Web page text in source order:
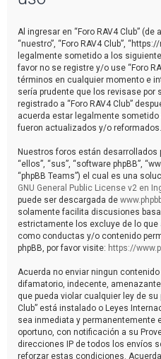
Al ingresar en “Foro RAV4 Club” (de
“nuestro”, “Foro RAV4 Club”,
legalmente sometido a los
favor no se registre y/o use “Foro
términos en cualquier momento e
sería prudente que los revisase por
registrado a “Foro RAV4 Club”
acuerda estar legalmente
fueron actualizados y/o reformados.
Nuestros foros están desarrollados
“ellos”, “sus”, “software phpBB”,
“phpBB Teams”) el cual es una
GNU General Public License v2 en
puede ser descargada de
solamente facilita discusiones
estrictamente los excluye de lo
como conductas y/o contenido
phpBB, por favor visite: https://
Acuerda no enviar ningun
difamatorio, indecente,
que pueda violar cualquier ley de su
Club” está instalado o Leyes
sea inmediata y permanentemente
oportuno, con notificación a su
direcciones IP de todos los envíos
reforzar estas condiciones. Acuerda